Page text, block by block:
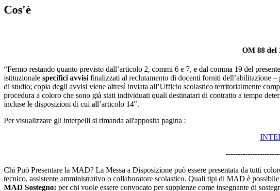
Cos'è
OM 88 del
“Fermo restando quanto previsto dall’articolo 2, commi 6 e 7, e dal comma 19 del
istituzionale specifici avvisi finalizzati al reclutamento di docenti forniti dell’abilitazione
di studio; copia degli avvisi viene altresì inviata all’Ufficio scolastico territorialmente
procedura a coloro che sono già stati individuati quali destinatari di contratto a tempo
incluse le disposizioni di cui all’articolo 14″.
Per visualizzare gli interpelli si rimanda all'apposita pagina :
Chi Può Presentare la MAD? La Messa a Disposizione può essere presentata da tutti
tecnico, assistente amministrativo o collaboratore scolastico. Quali tipi di MAD è
MAD Sostegno: per chi vuole essere convocato per supplenze come insegnante di